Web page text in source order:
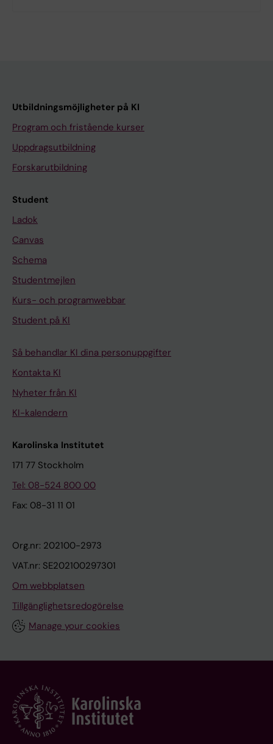
Utbildningsmöjligheter på KI
Program och fristående kurser
Uppdragsutbildning
Forskarutbildning
Student
Ladok
Canvas
Schema
Studentmejlen
Kurs- och programwebbar
Student på KI
Så behandlar KI dina personuppgifter
Kontakta KI
Nyheter från KI
KI-kalendern
Karolinska Institutet
171 77 Stockholm
Tel: 08-524 800 00
Fax: 08-31 11 01
Org.nr: 202100-2973
VAT.nr: SE202100297301
Om webbplatsen
Tillgänglighetsredogörelse
Manage your cookies